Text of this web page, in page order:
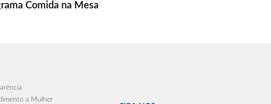
Comida na Mesa
a Mulher